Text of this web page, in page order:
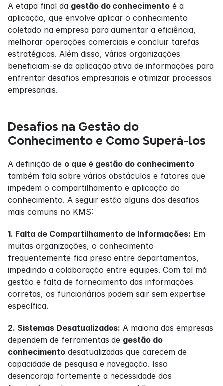
A etapa final da gestão do conhecimento é a
aplicação, que envolve aplicar o conhecimento
coletado na empresa para aumentar a eficiência,
melhorar operações comerciais e concluir tarefas
estratégicas. Além disso, várias organizações
beneficiam-se da aplicação ativa de informações para
enfrentar desafios empresariais e otimizar processos
empresariais.
Desafios na Gestão do
Conhecimento e Como Superá-los
A definição de o que é gestão do conhecimento
também fala sobre vários obstáculos e fatores que
impedem o compartilhamento e aplicação do
conhecimento. A seguir estão alguns dos desafios
mais comuns no KMS:
1. Falta de Compartilhamento de Informações: Em
muitas organizações, o conhecimento
frequentemente fica preso entre departamentos,
impedindo a colaboração entre equipes. Com tal má
gestão e falta de fornecimento das informações
corretas, os funcionários podem sair sem expertise
específica.
2. Sistemas Desatualizados: A maioria das empresas
dependem de ferramentas de gestão do
conhecimento desatualizadas que carecem de
capacidade de pesquisa e navegação. Isso
desencoraja fortemente a necessidade dos